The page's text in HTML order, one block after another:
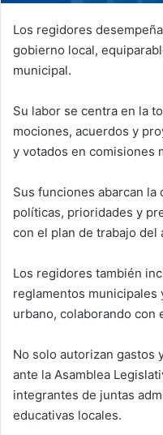
Los regidores
gobierno local,
municipal.
Su labor se centra en la
mociones, acuerdos y
y votados en comisiones
Sus funciones abarcan
políticas, prioridades y
con el plan de trabajo del
Los regidores también
reglamentos municipales
urbano, colaborando con
No solo autorizan gastos
ante la Asamblea
integrantes de juntas
educativas locales.